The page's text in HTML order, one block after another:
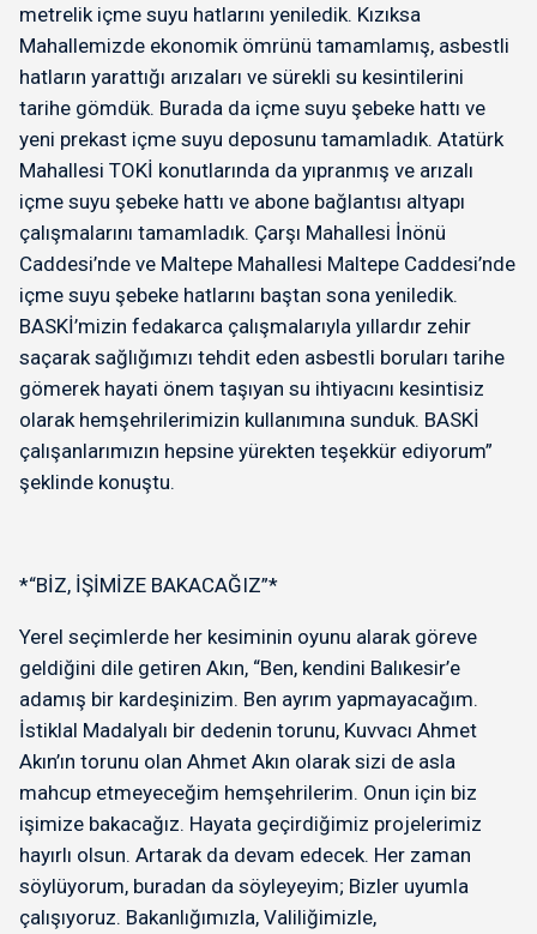
metrelik içme suyu hatlarını yeniledik. Kızıksa
Mahallemizde ekonomik ömrünü tamamlamış, asbestli
hatların yarattığı arızaları ve sürekli su kesintilerini
tarihe gömdük. Burada da içme suyu şebeke hattı ve
yeni prekast içme suyu deposunu tamamladık. Atatürk
Mahallesi TOKİ konutlarında da yıpranmış ve arızalı
içme suyu şebeke hattı ve abone bağlantısı altyapı
çalışmalarını tamamladık. Çarşı Mahallesi İnönü
Caddesi’nde ve Maltepe Mahallesi Maltepe Caddesi’nde
içme suyu şebeke hatlarını baştan sona yeniledik.
BASKİ’mizin fedakarca çalışmalarıyla yıllardır zehir
saçarak sağlığımızı tehdit eden asbestli boruları tarihe
gömerek hayati önem taşıyan su ihtiyacını kesintisiz
olarak hemşehrilerimizin kullanımına sunduk. BASKİ
çalışanlarımızın hepsine yürekten teşekkür ediyorum”
şeklinde konuştu.
*“BİZ, İŞİMİZE BAKACAĞIZ”*
Yerel seçimlerde her kesiminin oyunu alarak göreve
geldiğini dile getiren Akın, “Ben, kendini Balıkesir’e
adamış bir kardeşinizim. Ben ayrım yapmayacağım.
İstiklal Madalyalı bir dedenin torunu, Kuvvacı Ahmet
Akın’ın torunu olan Ahmet Akın olarak sizi de asla
mahcup etmeyeceğim hemşehrilerim. Onun için biz
işimize bakacağız. Hayata geçirdiğimiz projelerimiz
hayırlı olsun. Artarak da devam edecek. Her zaman
söylüyorum, buradan da söyleyeyim; Bizler uyumla
çalışıyoruz. Bakanlığımızla, Valiliğimizle,